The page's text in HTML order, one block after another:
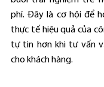
phí. Đây là cơ hội để
thực tế hiệu quả của
tự tin hơn khi tư vấn
cho khách hàng.